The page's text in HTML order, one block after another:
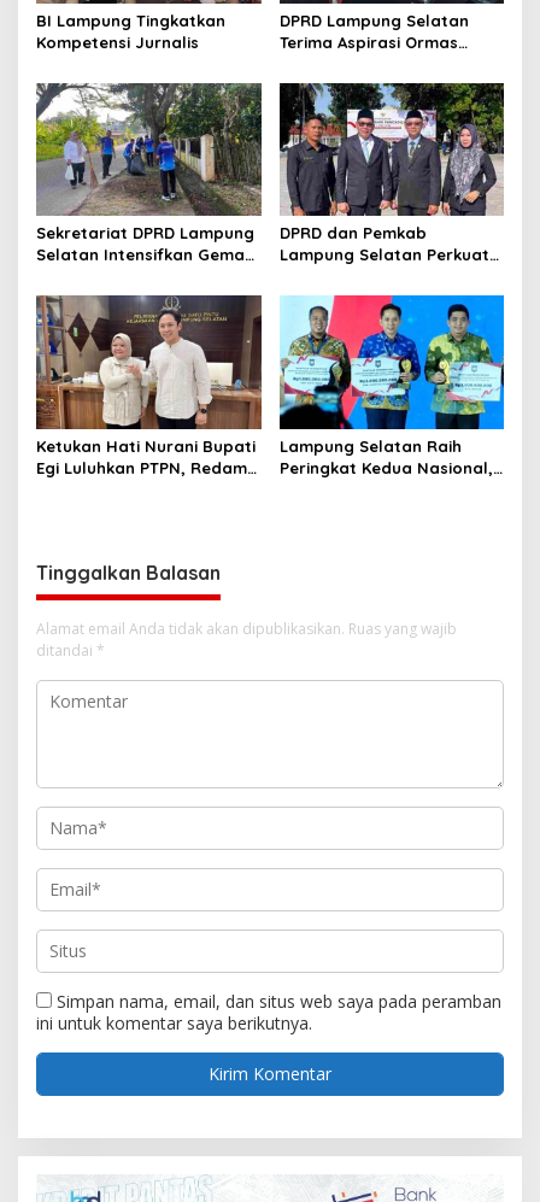
BI Lampung Tingkatkan
Kompetensi Jurnalis
DPRD Lampung Selatan
Terima Aspirasi Ormas
Sekretariat DPRD Lampung
Selatan Intensifkan Gema
DPRD dan Pemkab
Lampung Selatan Perkuat
pada Hari Lahir Pancasila
Ketukan Hati Nurani Bupati
Egi Luluhkan PTPN, Redam
Lampung Selatan Raih
Peringkat Kedua Nasional,
Tinggalkan Balasan
Alamat email Anda tidak akan dipublikasikan. Ruas yang wajib
ditandai *
Simpan nama, email, dan situs web saya pada peramban
ini untuk komentar saya berikutnya.